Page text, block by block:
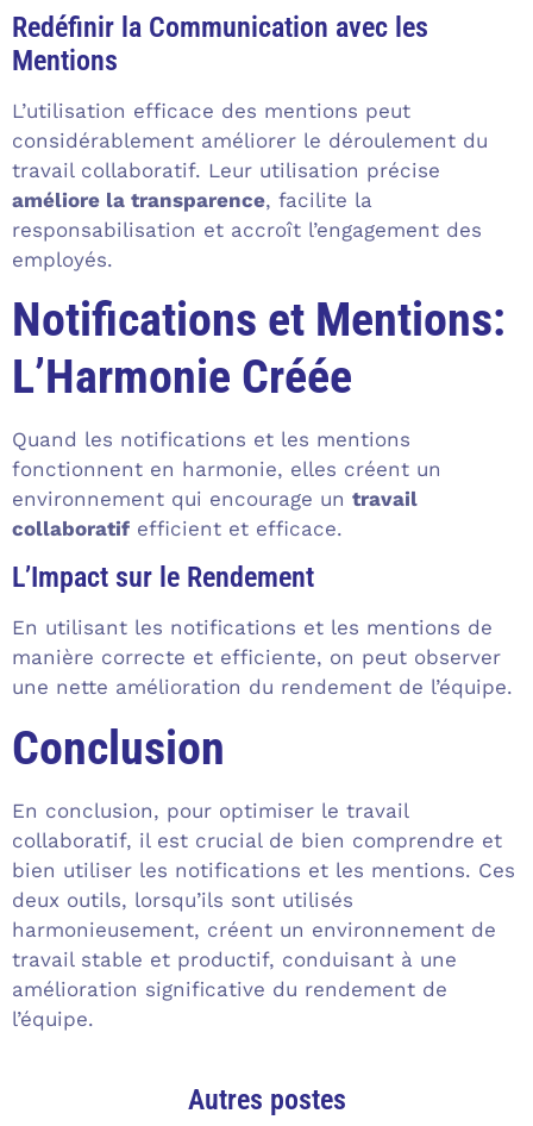
Redéfinir la Communication avec les
Mentions
L’utilisation efficace des mentions peut
considérablement améliorer le déroulement du
travail collaboratif. Leur utilisation précise
améliore la transparence, facilite la
responsabilisation et accroît l’engagement des
employés.
Notifications et Mentions:
L’Harmonie Créée
Quand les notifications et les mentions
fonctionnent en harmonie, elles créent un
environnement qui encourage un travail
collaboratif efficient et efficace.
L’Impact sur le Rendement
En utilisant les notifications et les mentions de
manière correcte et efficiente, on peut observer
une nette amélioration du rendement de l’équipe.
Conclusion
En conclusion, pour optimiser le travail
collaboratif, il est crucial de bien comprendre et
bien utiliser les notifications et les mentions. Ces
deux outils, lorsqu’ils sont utilisés
harmonieusement, créent un environnement de
travail stable et productif, conduisant à une
amélioration significative du rendement de
l’équipe.
Autres postes